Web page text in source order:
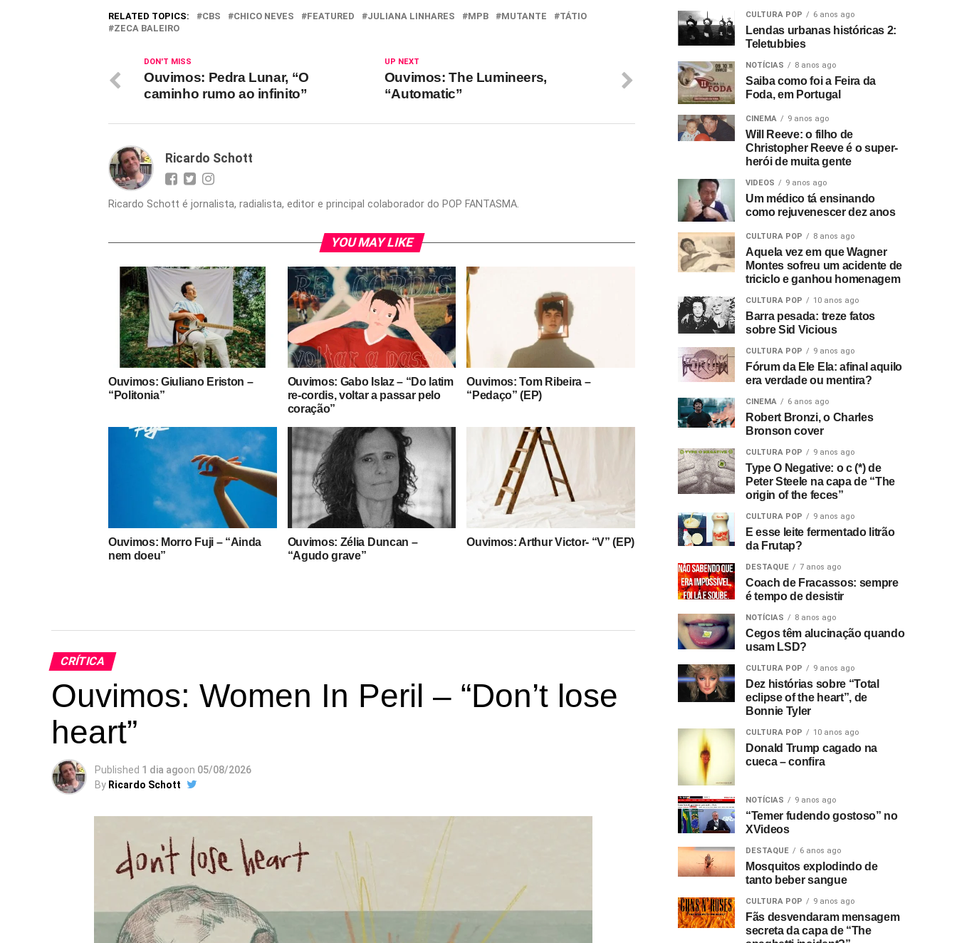
RELATED TOPICS: CBS CHICO NEVES FEATURED JULIANA LINHARES MPB MUTANTE
TÁTIO
ZECA BALEIRO
UP NEXT
Ouvimos: The Lumineers,
“Automatic”
DON'T MISS
Ouvimos: Pedra Lunar, “O
caminho rumo ao infinito”
Ricardo Schott
Ricardo Schott é jornalista, radialista, editor e principal colaborador do POP FANTASMA.
YOU MAY LIKE
Ouvimos: Giuliano Eriston –
“Politonia”
Ouvimos: Gabo Islaz – “Do latim
re-cordis, voltar a passar pelo
coração”
Ouvimos: Tom Ribeira –
“Pedaço” (EP)
Ouvimos: Morro Fuji – “Ainda
nem doeu”
Ouvimos: Zélia Duncan –
“Agudo grave”
Ouvimos: Arthur Victor- “V” (EP)
CRÍTICA
Ouvimos: Women In Peril – “Don’t lose
heart”
Published 1 dia agoon 05/08/2026
By Ricardo Schott
CULTURA POP 6 anos ago
Lendas urbanas históricas 2:
Teletubbies
NOTÍCIAS 8 anos ago
Saiba como foi a Feira da
Foda, em Portugal
CINEMA 9 anos ago
Will Reeve: o filho de
Christopher Reeve é o super-
herói de muita gente
VIDEOS 9 anos ago
Um médico tá ensinando
como rejuvenescer dez anos
CULTURA POP 8 anos ago
Aquela vez em que Wagner
Montes sofreu um acidente de
triciclo e ganhou homenagem
CULTURA POP 10 anos ago
Barra pesada: treze fatos
sobre Sid Vicious
CULTURA POP 9 anos ago
Fórum da Ele Ela: afinal aquilo
era verdade ou mentira?
CINEMA 6 anos ago
Robert Bronzi, o Charles
Bronson cover
CULTURA POP 9 anos ago
Type O Negative: o c (*) de
Peter Steele na capa de “The
origin of the feces”
CULTURA POP 9 anos ago
E esse leite fermentado litrão
da Frutap?
DESTAQUE 7 anos ago
Coach de Fracassos: sempre
é tempo de desistir
NOTÍCIAS 8 anos ago
Cegos têm alucinação quando
usam LSD?
CULTURA POP 9 anos ago
Dez histórias sobre “Total
eclipse of the heart”, de
Bonnie Tyler
CULTURA POP 10 anos ago
Donald Trump cagado na
cueca – confira
NOTÍCIAS 9 anos ago
“Temer fudendo gostoso” no
XVideos
DESTAQUE 6 anos ago
Mosquitos explodindo de
tanto beber sangue
CULTURA POP 9 anos ago
Fãs desvendaram mensagem
secreta da capa de “The